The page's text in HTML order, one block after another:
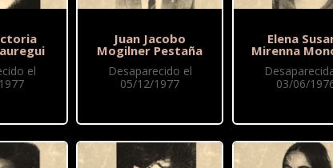
el
Juan Jacobo
Mogilner Pestaña
Desaparecido el
05/12/1977
Elena
Mirenna
03/06/